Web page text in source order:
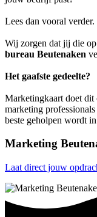
Lees dan vooral verder.
Wij zorgen dat jij die
bureau Beutenaken
Het gaafste gedeelte?
Marketingkaart doet
marketing
beste geholpen wordt
Marketing
Laat direct jouw